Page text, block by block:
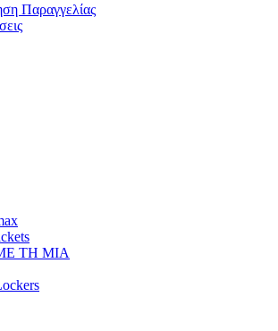
Παραγγελίας
ΤΗ ΜΙΑ